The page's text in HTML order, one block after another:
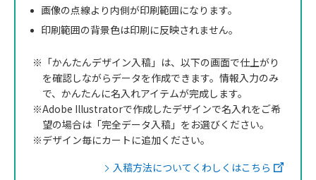
画像の点線より内側が印刷範囲になります。
印刷範囲の背景色は印刷に反映されません。
※「かんたんデザイン入稿」は、以下の画面で仕上がり
を確認しながらデータを作成できます。情報入力のみ
で、かんたんに名入れアイテムが完成します。
※Adobe Illustratorで作成したデザインで名入れをご希
望の場合は「完全データ入稿」をお選びください。
※デザイン毎にカートに追加ください。
入稿方法についてくわしくはこちら